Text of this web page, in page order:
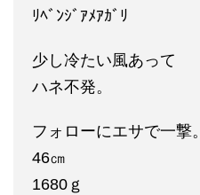
ﾘﾍﾞﾝｼﾞｱﾒｱｶﾞﾘ
少し冷たい風あって
ハネ不発。
フォローにエサで一撃。
46㎝
1680ｇ